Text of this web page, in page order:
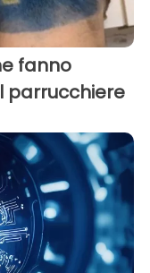
fanno
parrucchiere